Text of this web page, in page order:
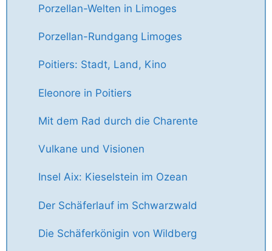
Porzellan-Welten in Limoges
Porzellan-Rundgang Limoges
Poitiers: Stadt, Land, Kino
Eleonore in Poitiers
Mit dem Rad durch die Charente
Vulkane und Visionen
Insel Aix: Kieselstein im Ozean
Der Schäferlauf im Schwarzwald
Die Schäferkönigin von Wildberg